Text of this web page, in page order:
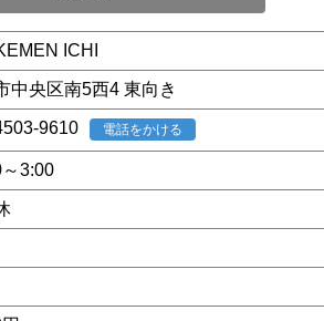
ICHI
中央区南5西4 東向き
9610 電話をかける
3:00